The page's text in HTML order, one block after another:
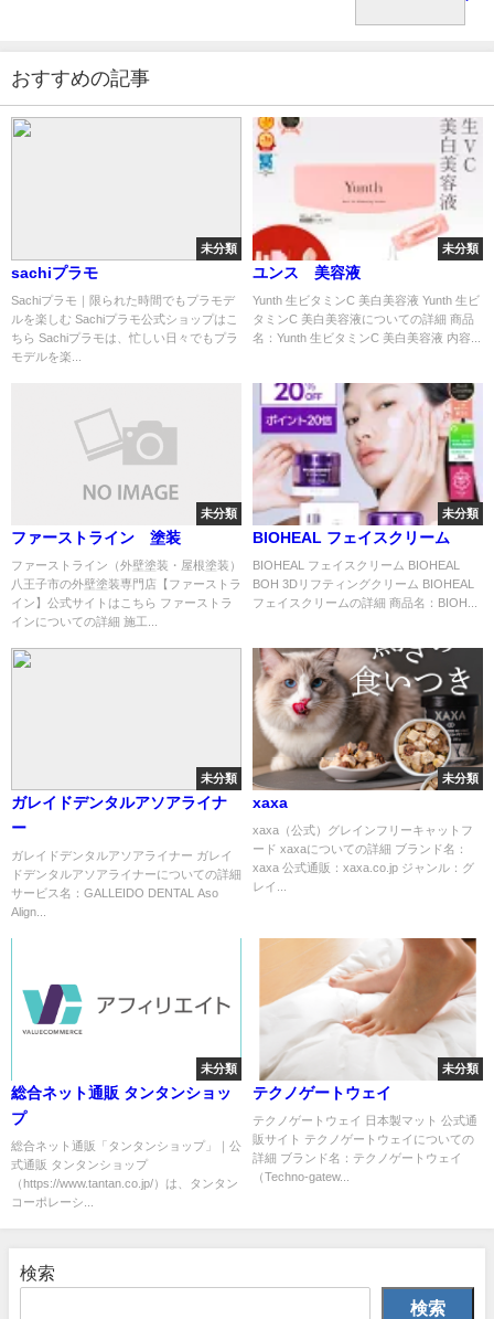
おすすめの記事
未分類
sachiプラモ
Sachiプラモ｜限られた時間でもプラモデ
ルを楽しむ Sachiプラモ公式ショップはこ
ちら Sachiプラモは、忙しい日々でもプラ
モデルを楽...
未分類
ユンス 美容液
Yunth 生ビタミンC 美白美容液 Yunth 生ビ
タミンC 美白美容液についての詳細 商品
名：Yunth 生ビタミンC 美白美容液 内容...
未分類
ファーストライン 塗装
ファーストライン（外壁塗装・屋根塗装）
八王子市の外壁塗装専門店【ファーストラ
イン】公式サイトはこちら ファーストラ
インについての詳細 施工...
未分類
BIOHEAL フェイスクリーム
BIOHEAL フェイスクリーム BIOHEAL
BOH 3Dリフティングクリーム BIOHEAL
フェイスクリームの詳細 商品名：BIOH...
未分類
ガレイドデンタルアソアライナ
ー
ガレイドデンタルアソアライナー ガレイ
ドデンタルアソアライナーについての詳細
サービス名：GALLEIDO DENTAL Aso
Align...
未分類
xaxa
xaxa（公式）グレインフリーキャットフ
ード xaxaについての詳細 ブランド名：
xaxa 公式通販：xaxa.co.jp ジャンル：グ
レイ...
未分類
総合ネット通販 タンタンショッ
プ
総合ネット通販「タンタンショップ」｜公
式通販 タンタンショップ
（https://www.tantan.co.jp/）は、タンタン
コーポレーシ...
未分類
テクノゲートウェイ
テクノゲートウェイ 日本製マット 公式通
販サイト テクノゲートウェイについての
詳細 ブランド名：テクノゲートウェイ
（Techno-gatew...
検索
検索